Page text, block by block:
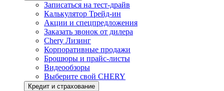
Записаться на тест-драйв
Калькулятор Трейд-ин
Акции и спецпредложения
Заказать звонок от дилера
Chery Лизинг
Корпоративные продажи
Брошюры и прайс-листы
Видеообзоры
Выберите свой CHERY
Кредит и страхование